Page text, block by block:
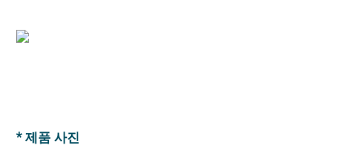
* 제품 사진